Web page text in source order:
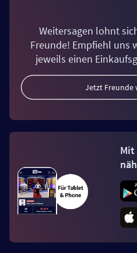
Weitersagen lohnt
Freunde! Empfiehl uns
jeweils einen
Jetzt Freunde
Mit